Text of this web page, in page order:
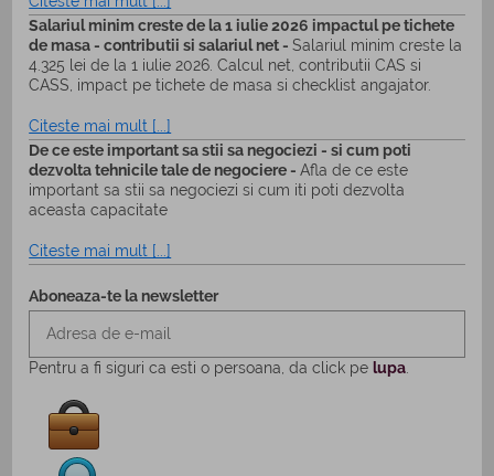
Salariul minim creste de la 1 iulie 2026 impactul pe tichete
de masa - contributii si salariul net -Salariul minim creste la
4.325 lei de la 1 iulie 2026. Calcul net, contributii CAS si
CASS, impact pe tichete de masa si checklist angajator.
Citeste mai mult [...]
De ce este important sa stii sa negociezi - si cum poti
dezvolta tehnicile tale de negociere -Afla de ce este
important sa stii sa negociezi si cum iti poti dezvolta
aceasta capacitate
Citeste mai mult [...]
Aboneaza-te la newsletter
Pentru a fi siguri ca esti o persoana, da click pelupa.